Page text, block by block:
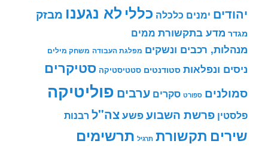
יהודים ימנים כלכלה כללי לא נגענו מבזק
מגדר מדע בתקשורת ממים
מנהלות, רכבים ונשקים מפלגת העבודה משחק מילים
ניסים ונפלאות סטודנטים סטטיסטיקה סטיקרים
סמולנים ספורט סקרים ערבים פוליטיקה
פלסטין פרשת השבועפשעצה"ל רבנות
שירים תקשורת תרגיל תרשימים